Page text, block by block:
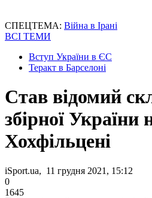
СПЕЦТЕМА: Війна в Ірані
ВСІ ТЕМИ
Вступ України в ЄС
Теракт в Барселоні
Став відомий
збірної України
Хохфільцені
iSport.ua, 11 грудня 2021, 15:12
0
1645